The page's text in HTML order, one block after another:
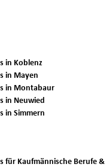
in Koblenz
in Mayen
in Montabaur
in Neuwied
in Simmern
für Kaufmännische Berufe